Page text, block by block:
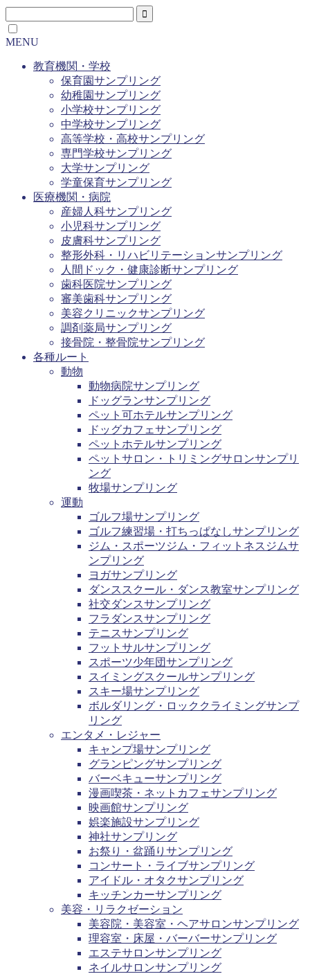
MENU
教育機関・学校
保育園サンプリング
幼稚園サンプリング
小学校サンプリング
中学校サンプリング
高等学校・高校サンプリング
専門学校サンプリング
大学サンプリング
学童保育サンプリング
医療機関・病院
産婦人科サンプリング
小児科サンプリング
皮膚科サンプリング
整形外科・リハビリテーションサンプリング
人間ドック・健康診断サンプリング
歯科医院サンプリング
審美歯科サンプリング
美容クリニックサンプリング
調剤薬局サンプリング
接骨院・整骨院サンプリング
各種ルート
動物
動物病院サンプリング
ドッグランサンプリング
ペット可ホテルサンプリング
ドッグカフェサンプリング
ペットホテルサンプリング
ペットサロン・トリミングサロンサンプリ
ング
牧場サンプリング
運動
ゴルフ場サンプリング
ゴルフ練習場・打ちっぱなしサンプリング
ジム・スポーツジム・フィットネスジムサ
ンプリング
ヨガサンプリング
ダンススクール・ダンス教室サンプリング
社交ダンスサンプリング
フラダンスサンプリング
テニスサンプリング
フットサルサンプリング
スポーツ少年団サンプリング
スイミングスクールサンプリング
スキー場サンプリング
ボルダリング・ロッククライミングサンプ
リング
エンタメ・レジャー
キャンプ場サンプリング
グランピングサンプリング
バーベキューサンプリング
漫画喫茶・ネットカフェサンプリング
映画館サンプリング
娯楽施設サンプリング
神社サンプリング
お祭り・盆踊りサンプリング
コンサート・ライブサンプリング
アイドル・オタクサンプリング
キッチンカーサンプリング
美容・リラクゼーション
美容院・美容室・ヘアサロンサンプリング
理容室・床屋・バーバーサンプリング
エステサロンサンプリング
ネイルサロンサンプリング